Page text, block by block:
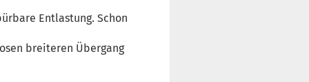
Entlastung. Schon
breiteren Übergang